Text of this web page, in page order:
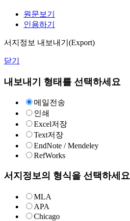
원문보기
인용하기
서지정보 내보내기(Export)
닫기
내보내기 형태를 선택하세요
메일전송
인쇄
Excel저장
Text저장
EndNote / Mendeley
RefWorks
서지정보의 형식을 선택하세요
MLA
APA
Chicago